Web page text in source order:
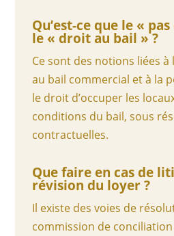
Qu’est-ce que le «
le « droit au bail » ?
Ce sont des notions liées
au bail commercial et à la
le droit d’occuper les
conditions du bail, sous
contractuelles.
Que faire en cas de
révision du loyer ?
Il existe des voies de
commission de